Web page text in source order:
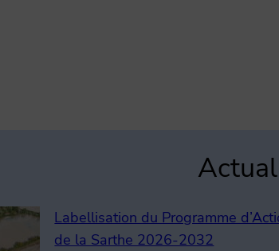
Labellisation du Programme
de la Sarthe 2026-2032